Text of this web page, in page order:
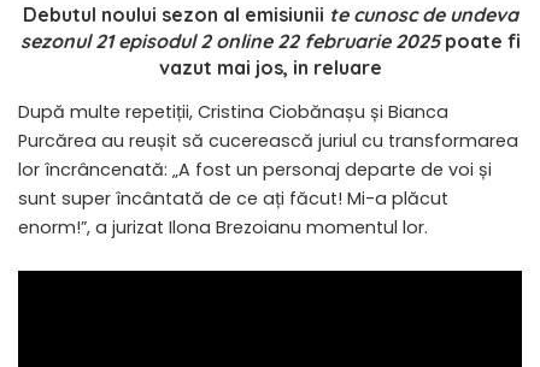
Debutul noului sezon al emisiunii te cunosc de undeva
sezonul 21 episodul 2 online 22 februarie 2025poate fi
vazut mai jos, in reluare
După multe repetiții, Cristina Ciobănașu și Bianca
Purcărea au reușit să cucerească juriul cu transformarea
lor încrâncenată: „A fost un personaj departe de voi și
sunt super încântată de ce ați făcut! Mi-a plăcut
enorm!”, a jurizat Ilona Brezoianu momentul lor.